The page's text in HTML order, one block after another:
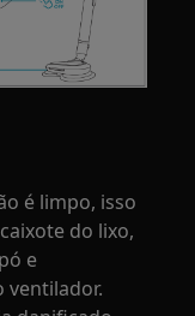
é limpo, isso
do lixo,
e